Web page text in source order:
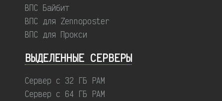
ВПС Байбит
ВПС для Zennoposter
ВПС для Прокси
ВЫДЕЛЕННЫЕ CЕРВЕРЫ
Сервер с 32 ГБ РАМ
Сервер с 64 ГБ РАМ